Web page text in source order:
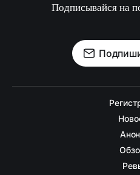
Подписывайся на